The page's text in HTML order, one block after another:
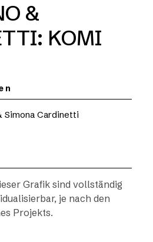
&
KOMI
Simona Cardinetti
Grafik sind vollständig
je nach den
Projekts.